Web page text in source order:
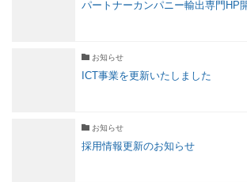
パートナーカンパニー輸出専門HP
お知らせ
ICT事業を更新いたしました
お知らせ
採用情報更新のお知らせ